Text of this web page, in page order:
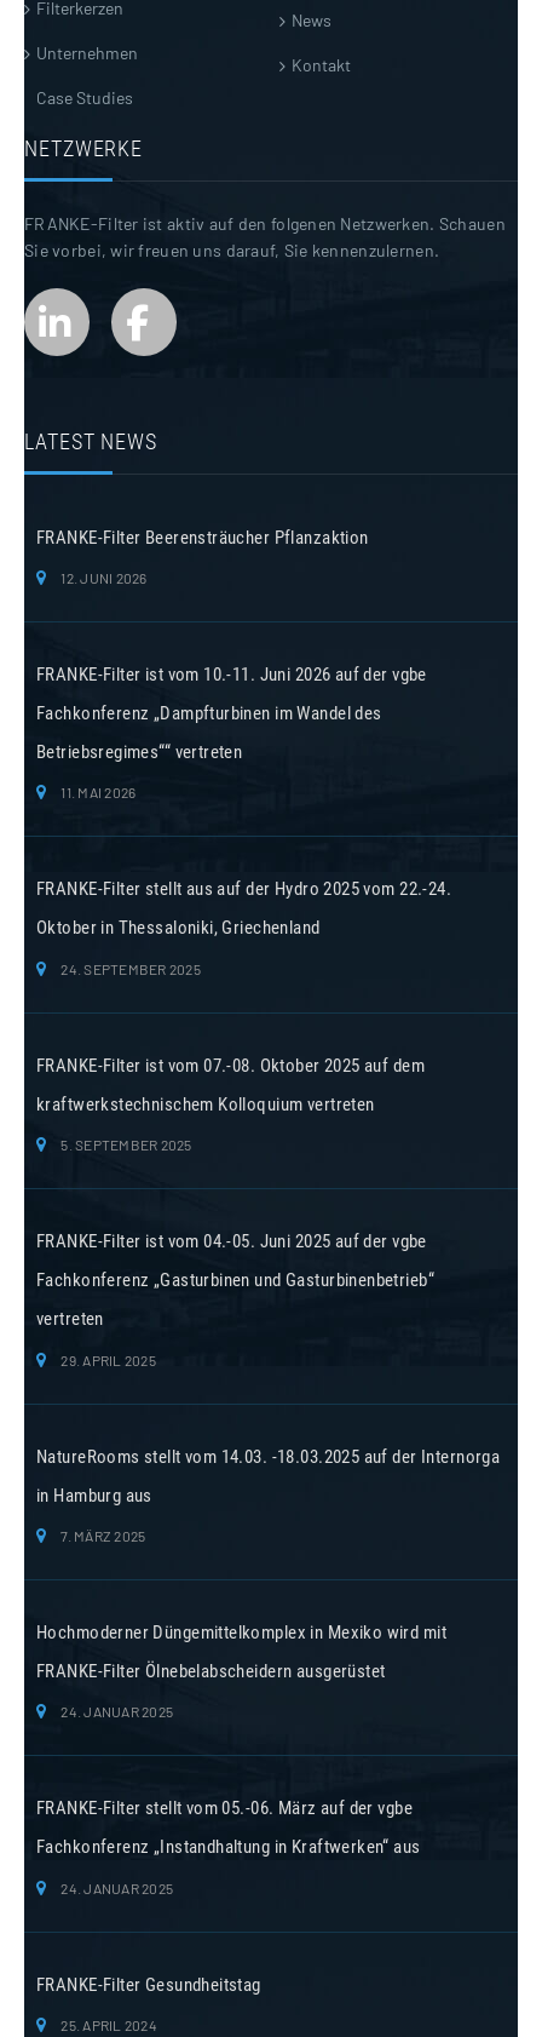
Filterkerzen
Unternehmen
Case Studies
News
Kontakt
NETZWERKE
FRANKE-Filter ist aktiv auf den folgenen Netzwerken. Schauen
Sie vorbei, wir freuen uns darauf, Sie kennenzulernen.
LATEST NEWS
FRANKE-Filter Beerensträucher Pflanzaktion
12. JUNI 2026
FRANKE-Filter ist vom 10.-11. Juni 2026 auf der vgbe
Fachkonferenz „Dampfturbinen im Wandel des
Betriebsregimes““ vertreten
11. MAI 2026
FRANKE-Filter stellt aus auf der Hydro 2025 vom 22.-24.
Oktober in Thessaloniki, Griechenland
24. SEPTEMBER 2025
FRANKE-Filter ist vom 07.-08. Oktober 2025 auf dem
kraftwerkstechnischem Kolloquium vertreten
5. SEPTEMBER 2025
FRANKE-Filter ist vom 04.-05. Juni 2025 auf der vgbe
Fachkonferenz „Gasturbinen und Gasturbinenbetrieb“
vertreten
29. APRIL 2025
NatureRooms stellt vom 14.03. -18.03.2025 auf der Internorga
in Hamburg aus
7. MÄRZ 2025
Hochmoderner Düngemittelkomplex in Mexiko wird mit
FRANKE-Filter Ölnebelabscheidern ausgerüstet
24. JANUAR 2025
FRANKE-Filter stellt vom 05.-06. März auf der vgbe
Fachkonferenz „Instandhaltung in Kraftwerken“ aus
24. JANUAR 2025
FRANKE-Filter Gesundheitstag
25. APRIL 2024